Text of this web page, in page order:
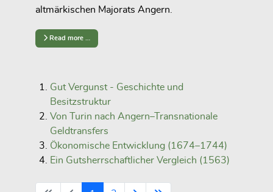
altmärkischen Majorats Angern.
Read more …
Gut Vergunst - Geschichte und
Besitzstruktur
Von Turin nach Angern–Transnationale
Geldtransfers
Ökonomische Entwicklung (1674–1744)
Ein Gutsherrschaftlicher Vergleich (1563)